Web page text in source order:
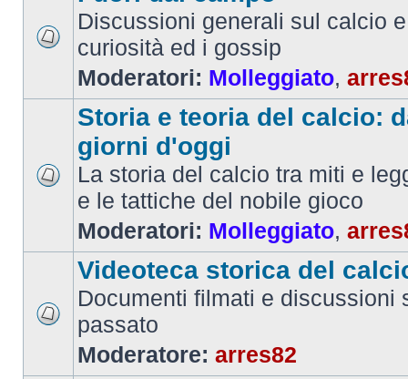
Discussioni generali sul calcio
curiosità ed i gossip
Moderatori: Molleggiato,
Storia e teoria del calcio:
giorni d'oggi
La storia del calcio tra miti e
e le tattiche del nobile gioco
Moderatori: Molleggiato,
Videoteca storica del
Documenti filmati e discussioni
passato
Moderatore: arres82